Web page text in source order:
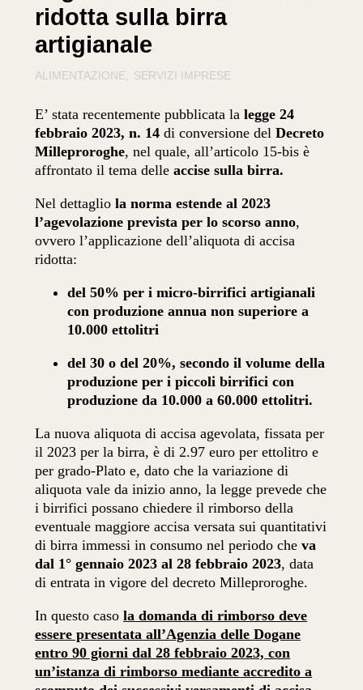
ridotta sulla birra
artigianale
ALIMENTAZIONE SERVIZI IMPRESE
E’ stata recentemente pubblicata lalegge 24
febbraio 2023, n. 14 di conversione delDecreto
Milleproroghe, nel quale, all’articolo 15-bis è
affrontato il tema delleaccise sulla birra.
Nel dettaglio la norma estende al 2023
l’agevolazione prevista per lo scorso anno,
ovvero l’applicazione dell’aliquota di accisa
ridotta:
del 50% per i micro-birrifici artigianali
con produzione annua non superiore a
10.000 ettolitri
del 30 o del 20%, secondo il volume della
produzione per i piccoli birrifici con
produzione da 10.000 a 60.000 ettolitri.
La nuova aliquota di accisa agevolata, fissata per
il 2023 per la birra, è di 2.97 euro per ettolitro e
per grado-Plato e, dato che la variazione di
aliquota vale da inizio anno, la legge prevede che
i birrifici possano chiedere il rimborso della
eventuale maggiore accisa versata sui quantitativi
di birra immessi in consumo nel periodo cheva
dal 1° gennaio 2023 al 28 febbraio 2023, data
di entrata in vigore del decreto Milleproroghe.
In questo casola domanda di rimborso deve
essere presentata all’Agenzia delle Dogane
entro 90 giorni dal 28 febbraio 2023, con
un’istanza di rimborso mediante accredito a